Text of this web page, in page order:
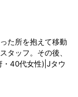
た所を抱えて移動
タッフ。その後、
・40代女性)|Jタウ